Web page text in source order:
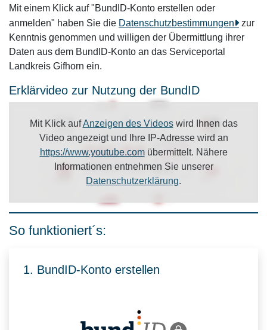
Mit einem Klick auf "BundID-Konto erstellen oder
anmelden" haben Sie die Datenschutzbestimmungen
zur
Kenntnis genommen und willigen der Übermittlung ihrer
Daten aus dem BundID-Konto an das Serviceportal
Landkreis Gifhorn ein.
Erklärvideo zur Nutzung der BundID
Mit Klick aufAnzeigen des Videoswird Ihnen das
Video angezeigt und Ihre IP-Adresse wird an
https://www.youtube.comübermittelt. Nähere
Informationen entnehmen Sie unserer
Datenschutzerklärung.
So funktioniert´s:
1. BundID-Konto erstellen